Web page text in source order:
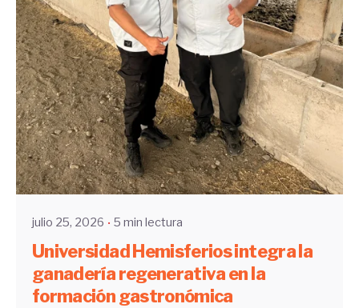
Enviado por
UHE
julio 25, 2026 5 min lectura
Universidad Hemisferios integra la
ganadería regenerativa en la
formación gastronómica